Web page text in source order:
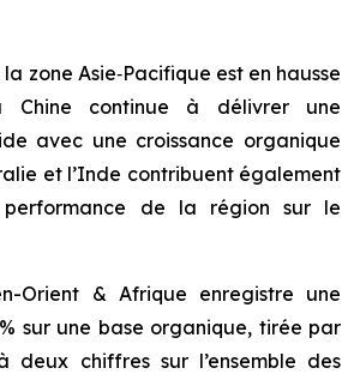
zone Asie‑Pacifique est en hausse
Chine continue à délivrer une
avec une croissance organique
et l’Inde contribuent également
de la région sur le
Orient & Afrique enregistre une
sur une base organique, tirée par
deux chiffres sur l’ensemble des